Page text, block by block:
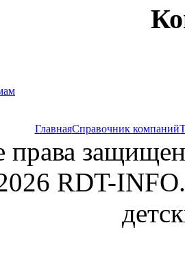
ГлавнаяСправочник компаний
права
RDT-